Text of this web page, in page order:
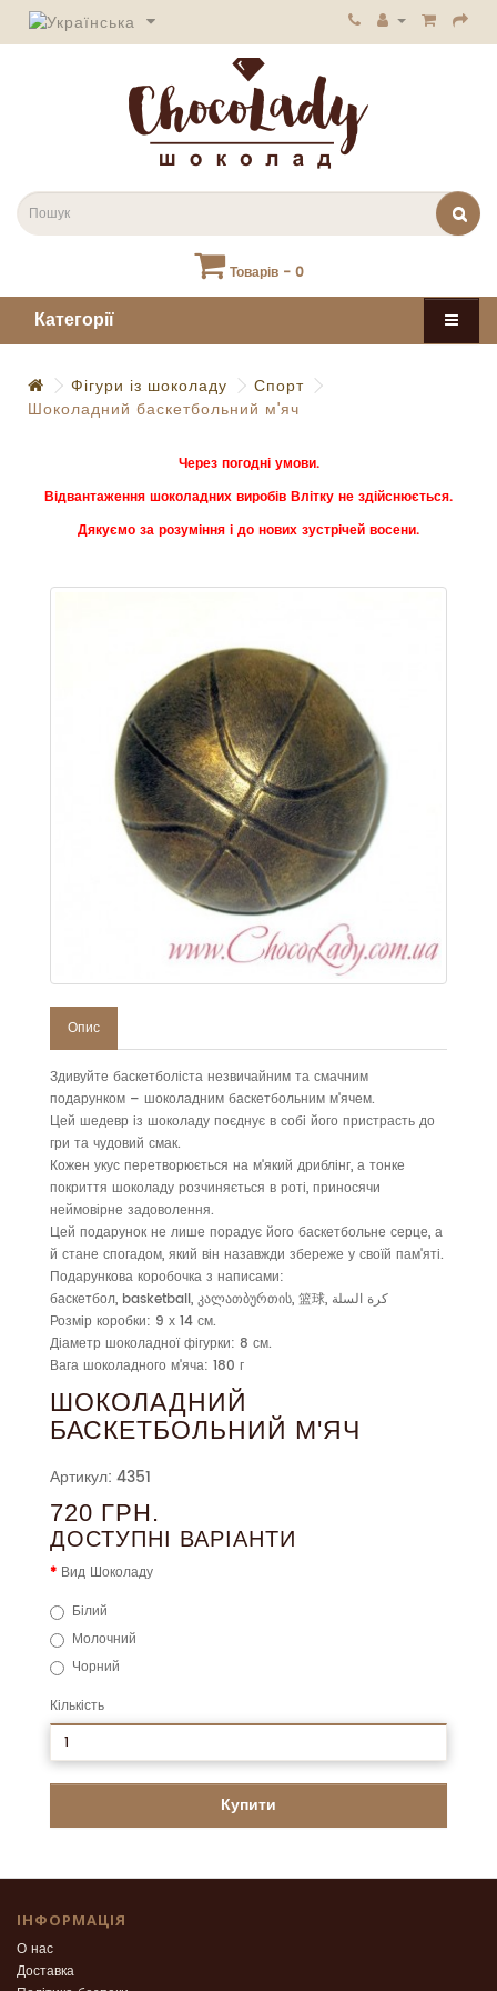
Товарів - 0
Категорії
Фігури із шоколаду
Спорт
Шоколадний баскетбольний м'яч
Через погодні умови.
Відвантаження шоколадних виробів Влітку не здійснюється.
Дякуємо за розуміння і до нових зустрічей восени.
Опис
Здивуйте баскетболіста незвичайним та смачним
подарунком – шоколадним баскетбольним м'ячем.
Цей шедевр із шоколаду поєднує в собі його пристрасть до
гри та чудовий смак.
Кожен укус перетворюється на м'який дриблінг, а тонке
покриття шоколаду розчиняється в роті, приносячи
неймовірне задоволення.
Цей подарунок не лише порадує його баскетбольне серце, а
й стане спогадом, який він назавжди збереже у своїй пам'яті.
Подарункова коробочка з написами:
баскетбол, basketball, კალათბურთის, 篮球, كرة السلة
Розмір коробки: 9 х 14 см.
Діаметр шоколадної фігурки: 8 см.
Вага шоколадного м'яча: 180 г
ШОКОЛАДНИЙ
БАСКЕТБОЛЬНИЙ М'ЯЧ
Артикул: 4351
720 ГРН.
ДОСТУПНІ ВАРІАНТИ
Вид Шоколаду
Білий
Молочний
Чорний
Кількість
Купити
ІНФОРМАЦІЯ
О нас
Доставка